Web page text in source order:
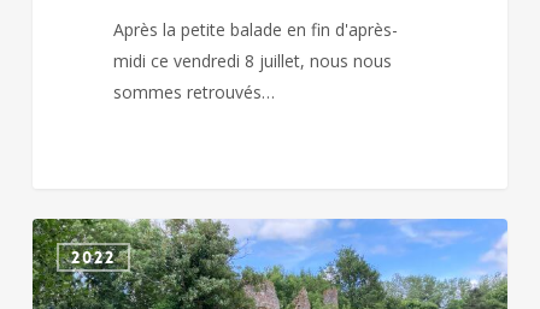
Après la petite balade en fin d'après-
midi ce vendredi 8 juillet, nous nous
sommes retrouvés…
LE
PIN 2022